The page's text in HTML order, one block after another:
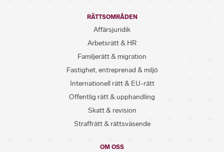
RÄTTSOMRÅDEN
Affärsjuridik
Arbetsrätt & HR
Familjerätt & migration
Fastighet, entreprenad & miljö
Internationell rätt & EU-rätt
Offentlig rätt & upphandling
Skatt & revision
Straffrätt & rättsväsende
OM OSS